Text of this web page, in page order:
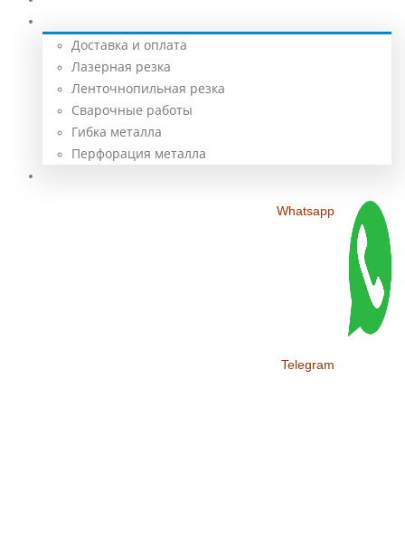
Доставка и оплата
Лазерная резка
Ленточнопильная резка
Сварочные работы
Гибка металла
Перфорация металла
Whatsapp
Telegram